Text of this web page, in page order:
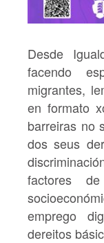
Desde
facendo
migrantes,
en formato
barreiras no
dos seus
factores
emprego
dereitos